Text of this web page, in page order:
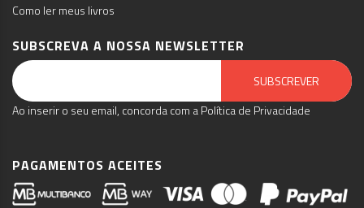
Como ler meus livros
SUBSCREVA A NOSSA NEWSLETTER
SUBSCREVER
Email Marketing by E-goi
Ao inserir o seu email, concorda com a Política de Privacidade
PAGAMENTOS ACEITES